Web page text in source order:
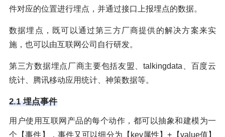
件对应的位置进行埋点，并通过接口上报埋点的数据。
数据埋点，既可以通过第三方厂商提供的解决方案来实
施，也可以由互联网公司自行研发。
第三方数据埋点厂商主要包括友盟、talkingdata、百度云
统计、腾讯移动应用统计、神策数据等。
2.1 埋点事件
用户使用互联网产品的每个动作，都可以抽象和建模为一
个【事件】，事件又可以细分为【key属性】+【value值】